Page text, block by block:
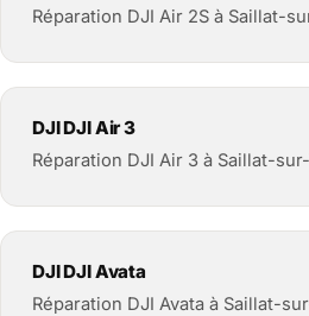
Réparation DJI Air 2S à Saillat-
DJI DJI Air 3
Réparation DJI Air 3 à Saillat-
DJI DJI Avata
Réparation DJI Avata à Saillat-